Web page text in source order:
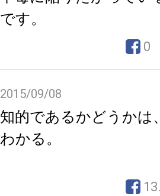
です。
0
2015/09/08
知的であるかどうかは
わかる。